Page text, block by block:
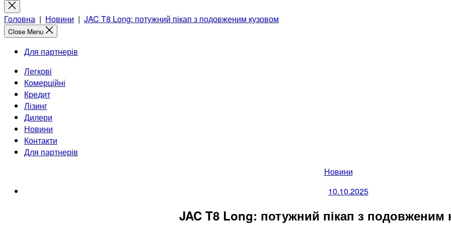
for:
Close
search
Головна | Новини | JAC T8 Long: потужний пікап з подовженим кузовом
Close Menu
Для партнерів
Легкові
Комерційні
Кредит
Лізинг
Дилери
Новини
Контакти
Для партнерів
Categories
Новини
10.10.2025
JAC T8 Long: потужний пікап з подовженим